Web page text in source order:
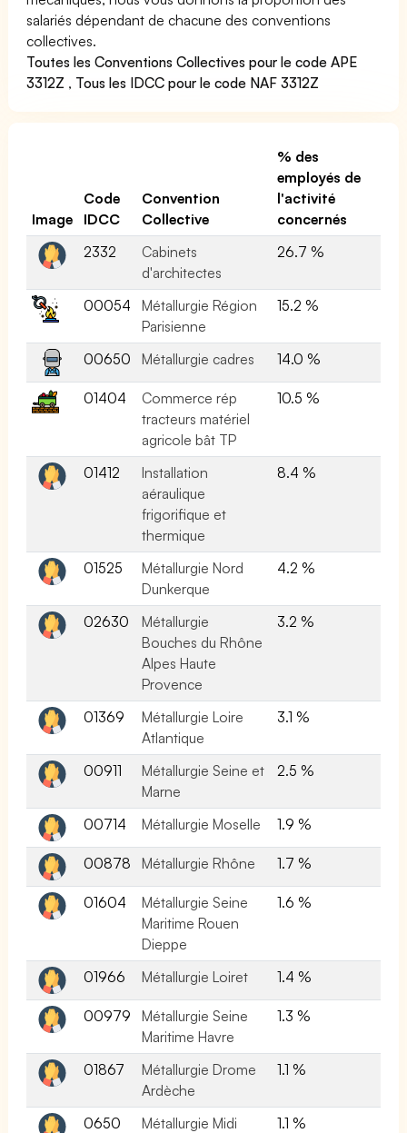
salariés dépendant de chacune des conventions
collectives.
Toutes les Conventions Collectives pour le code APE
3312Z , Tous les IDCC pour le code NAF 3312Z
Image
Code
IDCC
Convention
Collective
% des
employés de
l'activité
concernés
2332
Cabinets
d'architectes
26.7 %
00054
Métallurgie Région
Parisienne
15.2 %
00650 Métallurgie cadres 14.0 %
01404
Commerce rép
tracteurs matériel
agricole bât TP
10.5 %
01412
Installation
aéraulique
frigorifique et
thermique
8.4 %
01525
Métallurgie Nord
Dunkerque
4.2 %
02630
Métallurgie
Bouches du Rhône
Alpes Haute
Provence
3.2 %
01369
Métallurgie Loire
Atlantique
3.1 %
00911
Métallurgie Seine et
Marne
2.5 %
00714 Métallurgie Moselle 1.9 %
00878 Métallurgie Rhône 1.7 %
01604
Métallurgie Seine
Maritime Rouen
Dieppe
1.6 %
01966 Métallurgie Loiret 1.4 %
00979
Métallurgie Seine
Maritime Havre
1.3 %
01867
Métallurgie Drome
Ardèche
1.1 %
0650
Métallurgie Midi
1.1 %